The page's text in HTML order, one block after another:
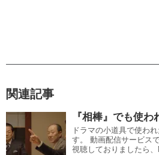
関連記事
『相棒』でも使わ
ドラマの小道具で使わ
す。 動画配信サービス
視聴しておりましたら